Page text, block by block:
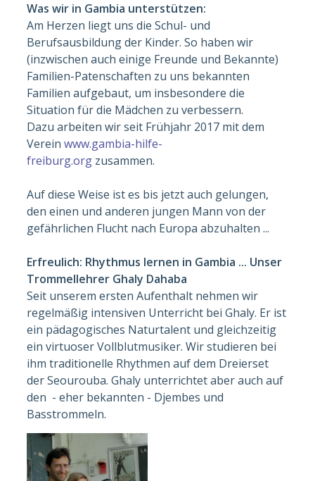
Was wir in Gambia unterstützen:
Am Herzen liegt uns die Schul- und
Berufsausbildung der Kinder. So haben wir
(inzwischen auch einige Freunde und Bekannte)
Familien-Patenschaften zu uns bekannten
Familien aufgebaut, um insbesondere die
Situation für die Mädchen zu verbessern.
Dazu arbeiten wir seit Frühjahr 2017 mit dem
Vereinwww.gambia-hilfe-
freiburg.org zusammen.
Auf diese Weise ist es bis jetzt auch gelungen,
den einen und anderen jungen Mann von der
gefährlichen Flucht nach Europa abzuhalten ...
Erfreulich: Rhythmus lernen in Gambia ... Unser
Trommellehrer Ghaly Dahaba
Seit unserem ersten Aufenthalt nehmen wir
regelmäßig intensiven Unterricht bei Ghaly. Er ist
ein pädagogisches Naturtalent und gleichzeitig
ein virtuoser Vollblutmusiker. Wir studieren bei
ihm traditionelle Rhythmen auf dem Dreierset
der Seourouba. Ghaly unterrichtet aber auch auf
den - eher bekannten - Djembes und
Basstrommeln.